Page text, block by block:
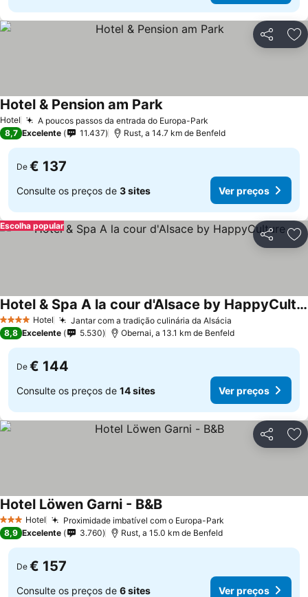
Partilhar
Hotel A poucos passos da entrada do Europa-Park
Hotel & Pension am Park
8,7 Excelente 11.437 Rust, a 14.7 km de Benfeld
De € 137
Consulte os preços de 3 sites Ver preços
Partilhar
Escolha popular
4 EstrelasHotel Jantar com a tradição culinária da Alsácia
Hotel & Spa A la cour d'Alsace by HappyCulture
8,8 Excelente 5.530 Obernai, a 13.1 km de Benfeld
De € 144
Consulte os preços de 14 sites Ver preços
Partilhar
3 EstrelasHotel Proximidade imbatível com o Europa-Park
Hotel Löwen Garni - B&B
8,9 Excelente 3.760 Rust, a 15.0 km de Benfeld
De € 157
Consulte os preços de 6 sites Ver preços